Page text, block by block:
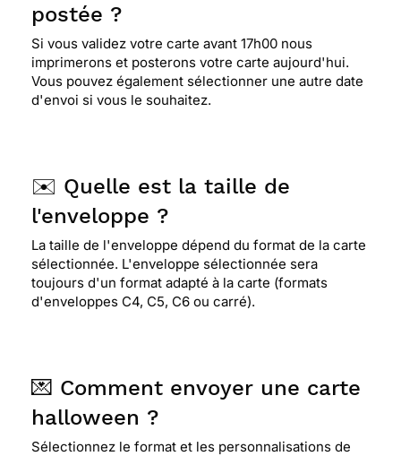
postée ?
Si vous validez votre carte avant 17h00 nous
imprimerons et posterons votre carte aujourd'hui.
Vous pouvez également sélectionner une autre date
d'envoi si vous le souhaitez.
✉️ Quelle est la taille de
l'enveloppe ?
La taille de l'enveloppe dépend du format de la carte
sélectionnée. L'enveloppe sélectionnée sera
toujours d'un format adapté à la carte (formats
d'enveloppes C4, C5, C6 ou carré).
💌 Comment envoyer une carte
halloween ?
Sélectionnez le format et les personnalisations de